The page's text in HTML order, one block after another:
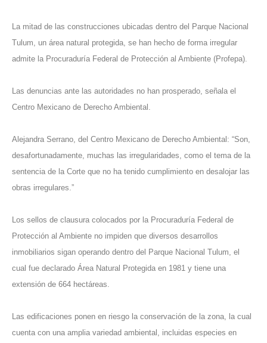
La mitad de las construcciones ubicadas dentro del Parque Nacional
Tulum, un área natural protegida, se han hecho de forma irregular
admite la Procuraduría Federal de Protección al Ambiente (Profepa).
Las denuncias ante las autoridades no han prosperado, señala el
Centro Mexicano de Derecho Ambiental.
Alejandra Serrano, del Centro Mexicano de Derecho Ambiental: “Son,
desafortunadamente, muchas las irregularidades, como el tema de la
sentencia de la Corte que no ha tenido cumplimiento en desalojar las
obras irregulares.”
Los sellos de clausura colocados por la Procuraduría Federal de
Protección al Ambiente no impiden que diversos desarrollos
inmobiliarios sigan operando dentro del Parque Nacional Tulum, el
cual fue declarado Área Natural Protegida en 1981 y tiene una
extensión de 664 hectáreas.
Las edificaciones ponen en riesgo la conservación de la zona, la cual
cuenta con una amplia variedad ambiental, incluidas especies en